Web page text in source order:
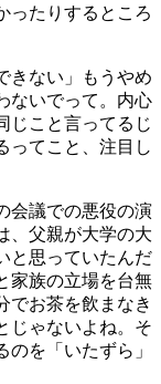
ったりするところ
きない」もうやめ
ないでって。内心
じこと言ってるじ
ってこと、注目し
会議での悪役の演
、父親が大学の大
と思っていたんだ
家族の立場を台無
でお茶を飲まなき
じゃないよね。そ
を「いたずら」